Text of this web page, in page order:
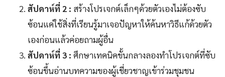
สัปดาห์ที่ 2 : สร้างโปรเจกต์เล็กๆด้วยตัวเองไม่ต้องซับ
ซ้อนแค่ใช้สิ่งที่เรียนรู้มาเจอปัญหาให้ค้นหาวิธีแก้ด้วยตัว
เองก่อนแล้วค่อยถามผู้อื่น
สัปดาห์ที่ 3 : ศึกษาเทคนิคขั้นกลางลองทำโปรเจกต์ที่ซับ
ซ้อนขึ้นอ่านบทความของผู้เชี่ยวชาญเข้าร่วมชุมชน